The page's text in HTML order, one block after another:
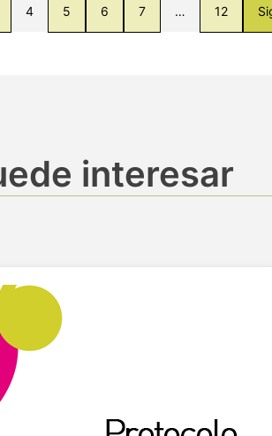
4 5 6 7 … 12
interesar